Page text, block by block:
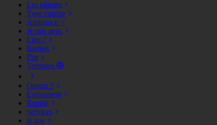
Les ultimes
Type cuisine
Ambiance >
Je suis avec
Lieu ?
Budget
Plat
Terrasses
Ouvert ?
Evènement
Rapide
Services
le soir